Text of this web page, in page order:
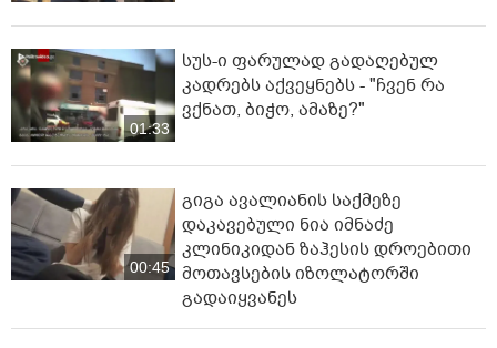
01:33
სუს-ი ფარულად გადაღებულ
კადრებს აქვეყნებს - "ჩვენ რა
ვქნათ, ბიჭო, ამაზე?"
00:45
გიგა ავალიანის საქმეზე
დაკავებული ნია იმნაძე
კლინიკიდან ზაჰესის დროებითი
მოთავსების იზოლატორში
გადაიყვანეს